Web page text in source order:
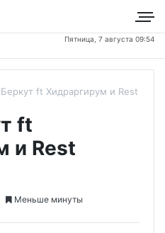
Пятница, 7 августа 09:54
ft Хидраргирум и Rest
ft
и Rest
Меньше минуты